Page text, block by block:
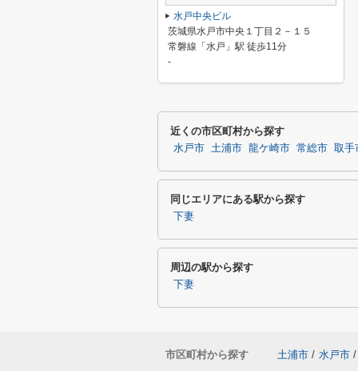
水戸中央ビル
茨城県水戸市中央１丁目２－１５
常磐線「水戸」駅 徒歩11分
-
近くの市区町村から探す
水戸市 土浦市 龍ケ崎市 常総市 取手
同じエリアにある駅から探す
下妻
周辺の駅から探す
下妻
市区町村から探す 土浦市 / 水戸市 /